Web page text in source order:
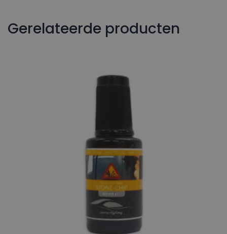
Gerelateerde producten